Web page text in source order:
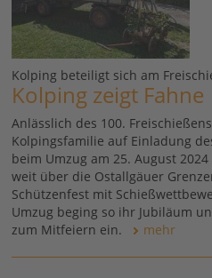
Kolping beteiligt sich am
Kolping zeigt Fahne
Anlässlich des 100.
Kolpingsfamilie auf Einladung
beim Umzug am 25. August
weit über die Ostallgäuer
Schützenfest mit
Umzug beging so ihr Jubiläum
zum Mitfeiern ein.
mehr